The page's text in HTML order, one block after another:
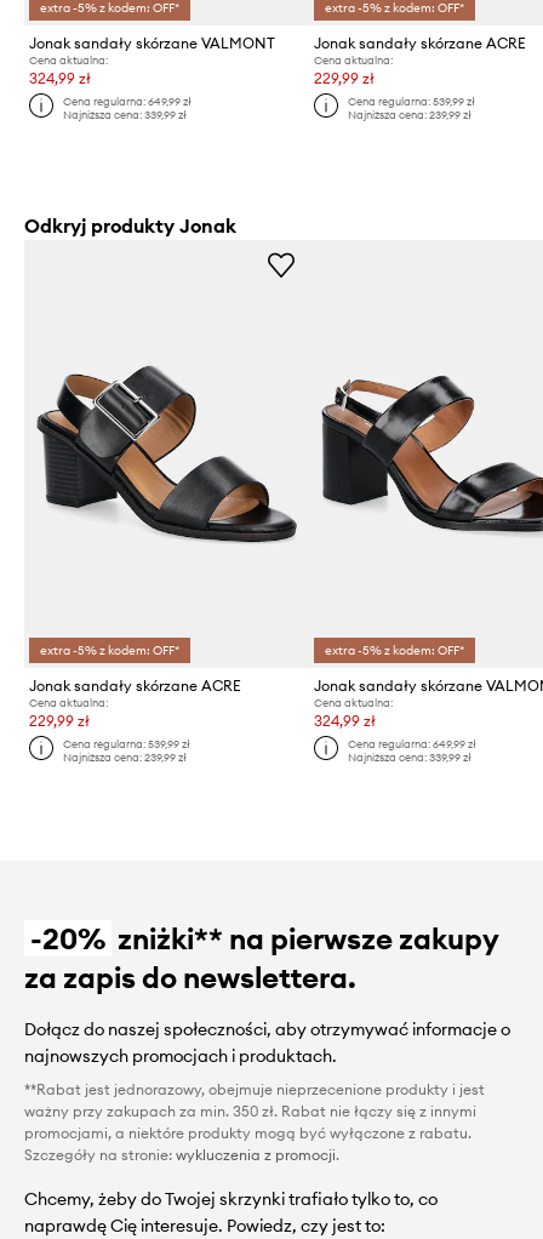
extra -5% z kodem: OFF*
Jonak sandały skórzane VALMONT
Cena aktualna:
324,99 zł
Cena regularna:649,99 zł
Najniższa cena:339,99 zł
extra -5% z kodem: OFF*
Jonak sandały skórzane ACRE
Cena aktualna:
229,99 zł
Cena regularna: 539,99 zł
Najniższa cena: 239,99 zł
Odkryj produkty Jonak
extra -5% z kodem: OFF*
Jonak sandały skórzane ACRE
Cena aktualna:
229,99 zł
Cena regularna:539,99 zł
Najniższa cena:239,99 zł
extra -5% z kodem: OFF*
Jonak sandały skórzane
Cena aktualna:
324,99 zł
Cena regularna: 649,99 zł
Najniższa cena: 339,99 zł
-20% zniżki** na pierwsze zakupy
za zapis do newslettera.
Dołącz do naszej społeczności, aby otrzymywać informacje o
najnowszych promocjach i produktach.
**Rabat jest jednorazowy, obejmuje nieprzecenione produkty i jest
ważny przy zakupach za min. 350 zł. Rabat nie łączy się z innymi
promocjami, a niektóre produkty mogą być wyłączone z rabatu.
Szczegóły na stronie: wykluczenia z promocji.
Chcemy, żeby do Twojej skrzynki trafiało tylko to, co
naprawdę Cię interesuje. Powiedz, czy jest to: